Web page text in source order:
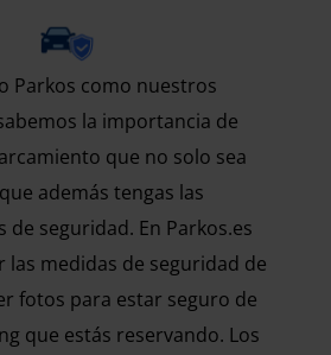
Parkos como nuestros
la importancia de
que no solo sea
además tengas las
de seguridad. En Parkos.es
medidas de seguridad de
fotos para estar seguro de
que estás reservando. Los